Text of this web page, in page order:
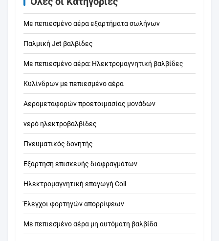
Με πεπιεσμένο αέρα εξαρτήματα σωλήνων
Παλμική Jet βαλβίδες
Με πεπιεσμένο αέρα: Ηλεκτρομαγνητική βαλβίδες
Κυλίνδρων με πεπιεσμένο αέρα
Αερομεταφορών προετοιμασίας μονάδων
νερό ηλεκτροβαλβίδες
Πνευματικός δονητής
Εξάρτηση επισκευής διαφραγμάτων
Ηλεκτρομαγνητική επαγωγή Coil
Έλεγχοι φορτηγών απορρίψεων
Με πεπιεσμένο αέρα μη αυτόματη βαλβίδα